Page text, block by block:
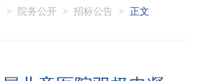
> 院务公开 > 招标公告 > 正文